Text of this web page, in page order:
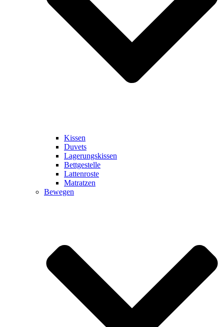
Kissen
Duvets
Lagerungskissen
Bettgestelle
Lattenroste
Matratzen
Bewegen